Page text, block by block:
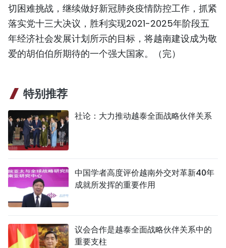
切困难挑战，继续做好新冠肺炎疫情防控工作，抓紧
落实党十三大决议，胜利实现2021-2025年阶段五
年经济社会发展计划所示的目标，将越南建设成为敬
爱的胡伯伯所期待的一个强大国家。（完）
特别推荐
社论：大力推动越泰全面战略伙伴关系
中国学者高度评价越南外交对革新40年
成就所发挥的重要作用
议会合作是越泰全面战略伙伴关系中的
重要支柱